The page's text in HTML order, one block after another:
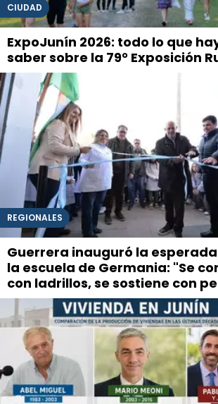
CIUDAD
ExpoJunín 2026: todo lo que
saber sobre la 79° Exposición
REGIONALES
Guerrera inauguró la
la escuela de Germania: "Se
con ladrillos, se sostiene con